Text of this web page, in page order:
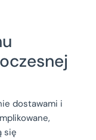
dostawami i
się